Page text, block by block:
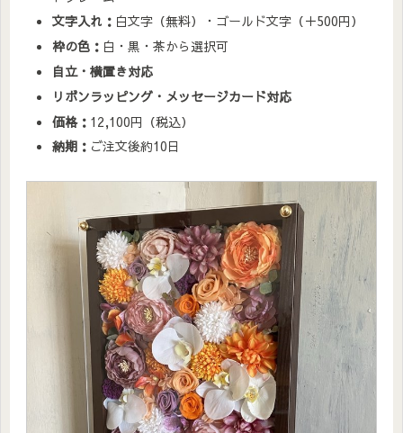
文字入れ： 白文字（無料）・ゴールド文字（＋500円）
枠の色： 白・黒・茶から選択可
自立・横置き対応
リボンラッピング・メッセージカード対応
価格： 12,100円（税込）
納期： ご注文後約10日